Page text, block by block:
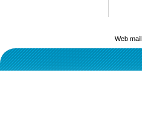
Web mail